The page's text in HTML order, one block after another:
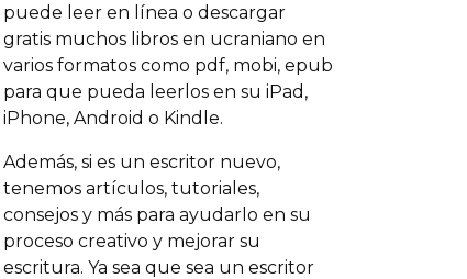
puede leer en línea o descargar
gratis muchos libros en ucraniano en
varios formatos como pdf, mobi, epub
para que pueda leerlos en su iPad,
iPhone, Android o Kindle.
Además, si es un escritor nuevo,
tenemos artículos, tutoriales,
consejos y más para ayudarlo en su
proceso creativo y mejorar su
escritura. Ya sea que sea un escritor